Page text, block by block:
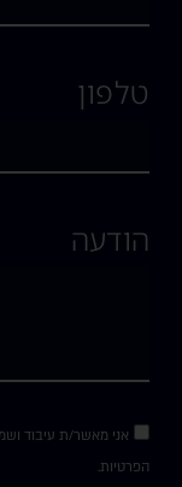
טלפון
הודעה
אני מאשר/ת עיבוד
הפרטיות.